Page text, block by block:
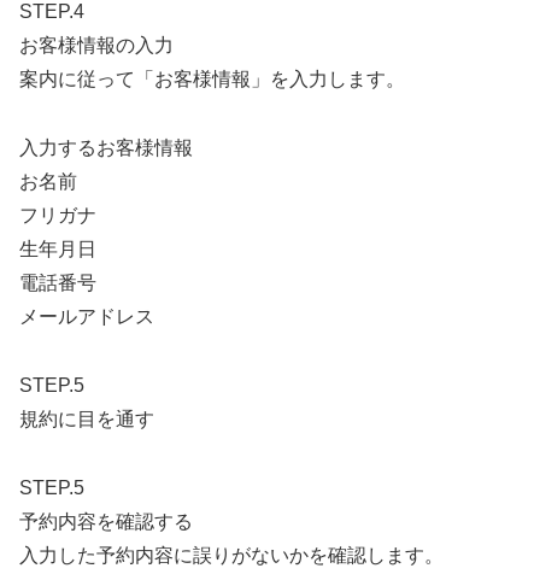
STEP.4
お客様情報の入力
案内に従って「お客様情報」を入力します。
入力するお客様情報
お名前
フリガナ
生年月日
電話番号
メールアドレス
STEP.5
規約に目を通す
STEP.5
予約内容を確認する
入力した予約内容に誤りがないかを確認します。